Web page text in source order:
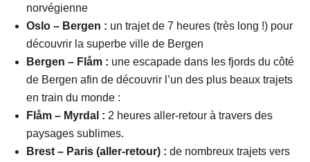
norvégienne
Oslo – Bergen : un trajet de 7 heures (très long !) pour
découvrir la superbe ville de Bergen
Bergen – Flåm : une escapade dans les fjords du côté
de Bergen afin de découvrir l’un des plus beaux trajets
en train du monde :
Flåm – Myrdal : 2 heures aller-retour à travers des
paysages sublimes.
Brest – Paris (aller-retour) : de nombreux trajets vers